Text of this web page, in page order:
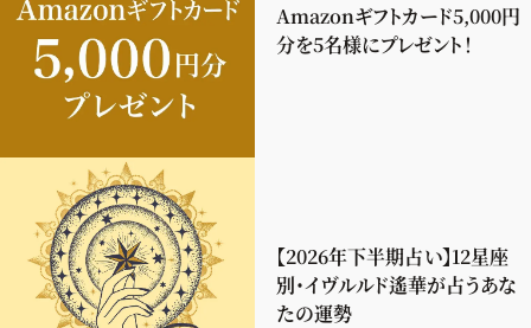
Amazonギフトカード5,000円
分を5名様にプレゼント！
【2026年下半期占い】12星座
別・イヴルルド遙華が占うあな
たの運勢